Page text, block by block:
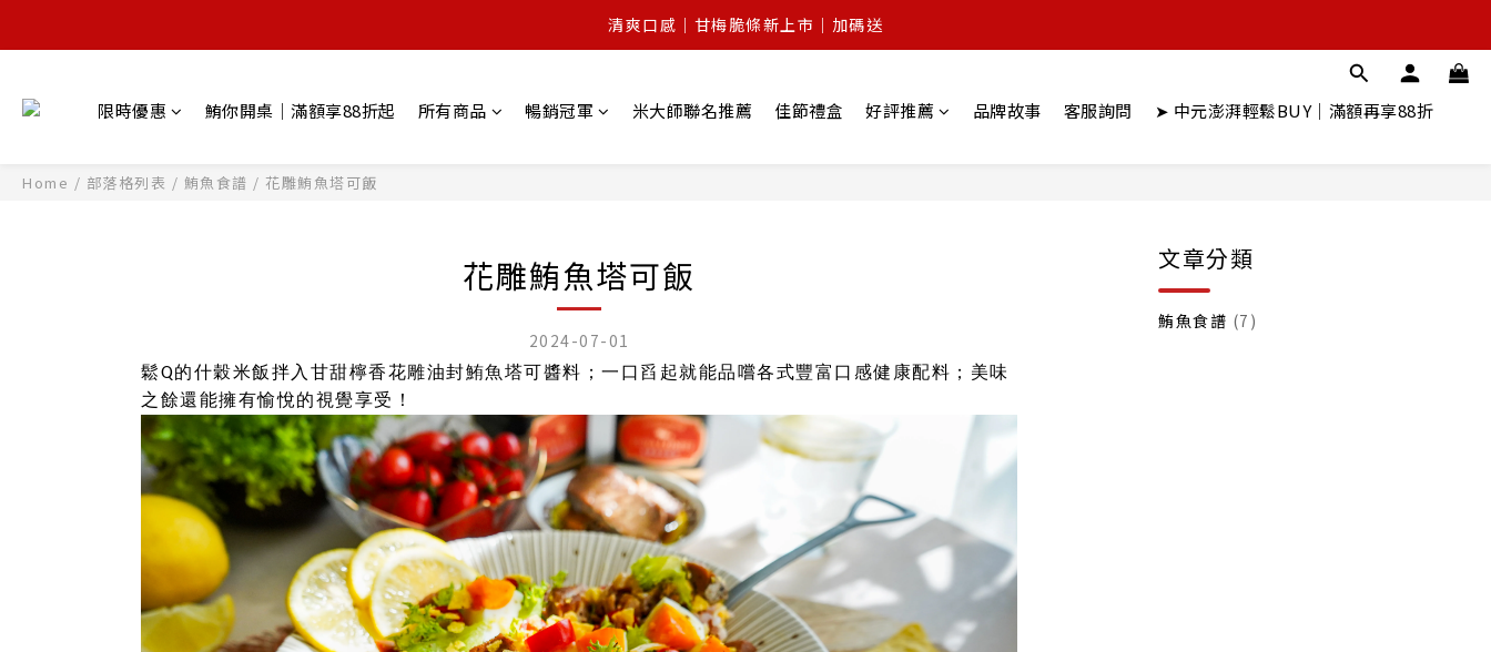
全館$999免運｜新客登錄享$399免運
全館$999免運｜新客登錄享$399免運
限時優惠 鮪你開桌｜滿額享88折起 所有商品 暢銷冠軍 米大師聯名推薦 佳節禮盒 好評推薦 品牌故事 客服詢問 ➤ 中元澎湃輕鬆BUY｜滿額再享88折
Home / 部落格列表 / 鮪魚食譜 / 花雕鮪魚塔可飯
花雕鮪魚塔可飯
2024-07-01
鬆Q的什穀米飯拌入甘甜檸香花雕油封鮪魚塔可醬料； 一口舀起就能品嚐各式豐富口感健康配料；美味
之餘還能擁有愉悅的視覺享受！
文章分類
鮪魚食譜 (7)